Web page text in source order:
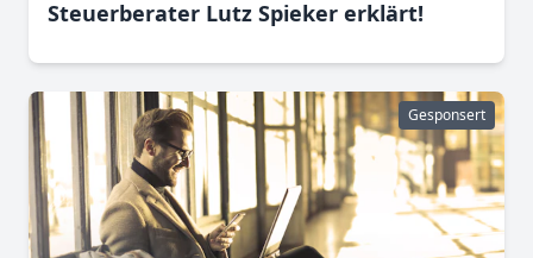
Steuerberater Lutz Spieker erklärt!
Gesponsert